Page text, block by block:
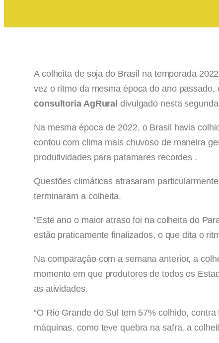
A colheita de soja do Brasil na temporada
vez o ritmo da mesma época do ano
consultoria AgRural divulgado nesta
Na mesma época de 2022, o Brasil havia
contou com clima mais chuvoso de maneira
produtividades para patamares recordes .
Questões climáticas atrasaram
terminaram a colheita.
“Este ano o maior atraso foi na colheita do
estão praticamente finalizados, o que dita o
Na comparação com a semana anterior, a
momento em que produtores de todos os
as atividades.
“O Rio Grande do Sul tem 57% colhido,
máquinas, como teve quebra na safra, a